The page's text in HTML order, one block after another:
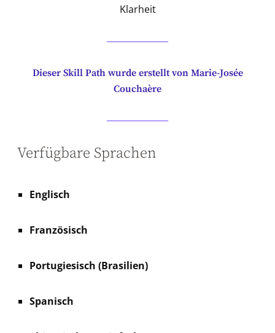
Klarheit
Dieser Skill Path wurde erstellt von Marie-Josée
Couchaère
Verfügbare Sprachen
Englisch
Französisch
Portugiesisch (Brasilien)
Spanisch